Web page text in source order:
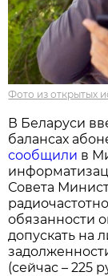
Фото из открытых
В Беларуси
балансах
сообщили в
Совета
обязанности
допускать на
(сейчас – 225